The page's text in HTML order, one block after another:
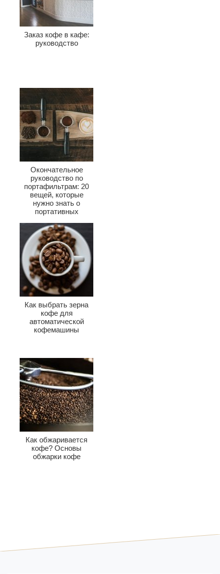
Заказ кофе в кафе:
руководство
Окончательное
руководство по
портафильтрам: 20
вещей, которые
нужно знать о
портативных
Как выбрать зерна
кофе для
автоматической
кофемашины
Как обжаривается
кофе? Основы
обжарки кофе